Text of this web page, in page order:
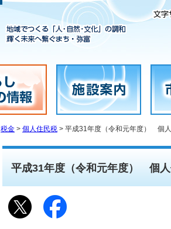
税金 > 個人住民税 > 平成31年度（令和元年度） 個
平成31年度（令和元年度） 個